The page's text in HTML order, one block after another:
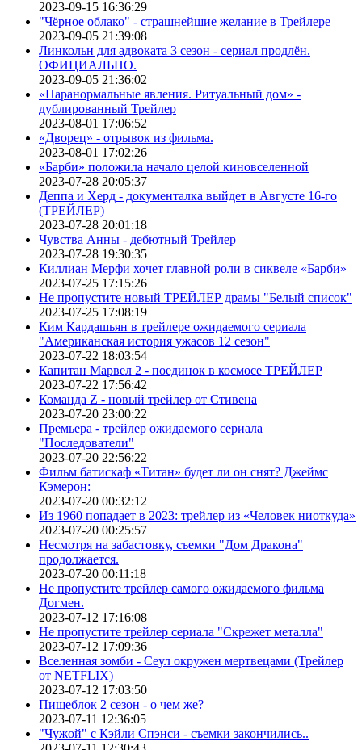
2023-09-15 16:36:29
"Чёрное облако" - страшнейшие желание в Трейлере
2023-09-05 21:39:08
Линкольн для адвоката 3 сезон - сериал продлён.
ОФИЦИАЛЬНО.
2023-09-05 21:36:02
«Паранормальные явления. Ритуальный дом» -
дублированный Трейлер
2023-08-01 17:06:52
«Дворец» - отрывок из фильма.
2023-08-01 17:02:26
«Барби» положила начало целой киновселенной
2023-07-28 20:05:37
Деппа и Херд - документалка выйдет в Августе 16-го
(ТРЕЙЛЕР)
2023-07-28 20:01:18
Чувства Анны - дебютный Трейлер
2023-07-28 19:30:35
Киллиан Мерфи хочет главной роли в сиквеле «Барби»
2023-07-25 17:15:26
Не пропустите новый ТРЕЙЛЕР драмы "Белый список"
2023-07-25 17:08:19
Ким Кардашьян в трейлере ожидаемого сериала
"Американская история ужасов 12 сезон"
2023-07-22 18:03:54
Капитан Марвел 2 - поединок в космосе ТРЕЙЛЕР
2023-07-22 17:56:42
Команда Z - новый трейлер от Стивена
2023-07-20 23:00:22
Премьера - трейлер ожидаемого сериала
"Последователи"
2023-07-20 22:56:22
Фильм батискаф «Титан» будет ли он снят? Джеймс
Кэмерон:
2023-07-20 00:32:12
Из 1960 попадает в 2023: трейлер из «Человек ниоткуда»
2023-07-20 00:25:57
Несмотря на забастовку, съемки "Дом Дракона"
продолжается.
2023-07-20 00:11:18
Не пропустите трейлер самого ожидаемого фильма
Догмен.
2023-07-12 17:16:08
Не пропустите трейлер сериала "Скрежет металла"
2023-07-12 17:09:36
Вселенная зомби - Сеул окружен мертвецами (Трейлер
от NETFLIX)
2023-07-12 17:03:50
Пищеблок 2 сезон - о чем же?
2023-07-11 12:36:05
"Чужой" с Кэйли Спэнси - съемки закончились..